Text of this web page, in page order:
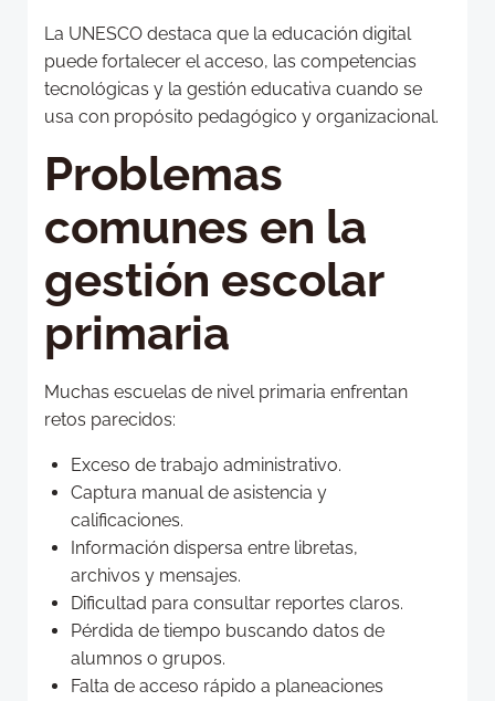
La UNESCO destaca que la educación digital
puede fortalecer el acceso, las competencias
tecnológicas y la gestión educativa cuando se
usa con propósito pedagógico y organizacional.
Problemas
comunes en la
gestión escolar
primaria
Muchas escuelas de nivel primaria enfrentan
retos parecidos:
Exceso de trabajo administrativo.
Captura manual de asistencia y
calificaciones.
Información dispersa entre libretas,
archivos y mensajes.
Dificultad para consultar reportes claros.
Pérdida de tiempo buscando datos de
alumnos o grupos.
Falta de acceso rápido a planeaciones